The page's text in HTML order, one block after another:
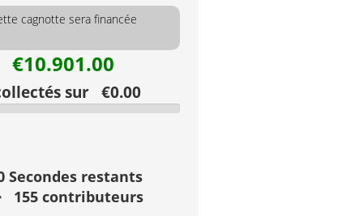
cagnotte sera financée
€10.901.00
sur €0.00
Secondes restants
155 contributeurs